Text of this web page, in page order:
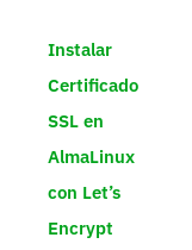
Instalar
Certificado
SSL en
AlmaLinux
con Let’s
Encrypt